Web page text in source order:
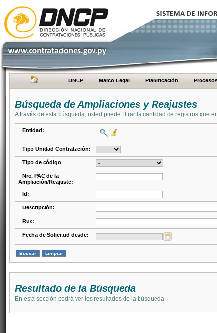
DNCP Marco Legal Planificación Procesos
Búsqueda de Ampliaciones y Reajustes
A través de esta búsqueda, usted puede filtrar la cantidad de registros que
Entidad:
Tipo Unidad Contratación:
Tipo de código:
Nro. PAC de la
Ampliación/Reajuste:
Id:
Descripción:
Ruc:
Fecha de Solicitud desde:
Resultado de la Búsqueda
En esta sección podrá ver los resultados de la búsqueda